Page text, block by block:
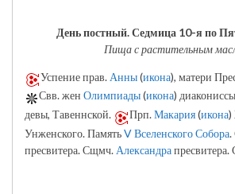
День постный.Седмица 10-я по
Пища с растительным
Успение прав. Анны(икона), матери
Свв. жен Олимпиады(икона) диакониссы
девы, Тавеннской.
Прп.Макария(икона)
Унженского. ПамятьV Вселенского Собора.
пресвитера. Сщмч. Александрапресвитера.